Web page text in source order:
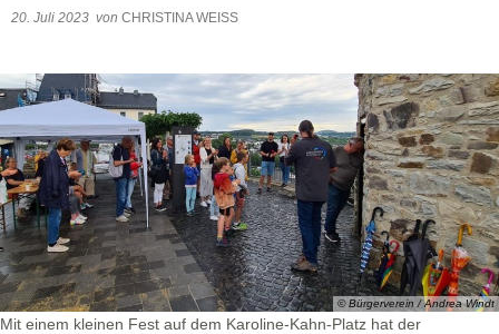
20. Juli 2023 von CHRISTINA WEISS
© Bürgerverein / Andrea Windt
Mit einem kleinen Fest auf dem Karoline-Kahn-Platz hat der